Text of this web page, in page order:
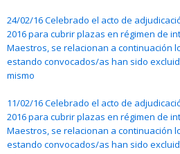
24/02/16 Celebrado el acto de
2016 para cubrir plazas en régimen de
Maestros, se relacionan a continuación
estando convocados/as han sido
mismo
11/02/16 Celebrado el acto de
2016 para cubrir plazas en régimen de
Maestros, se relacionan a continuación
estando convocados/as han sido